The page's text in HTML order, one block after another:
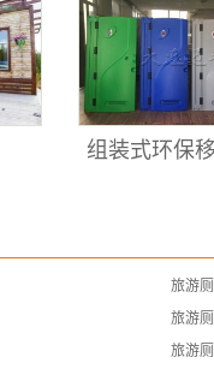
组装式环保
旅游
旅游
旅游